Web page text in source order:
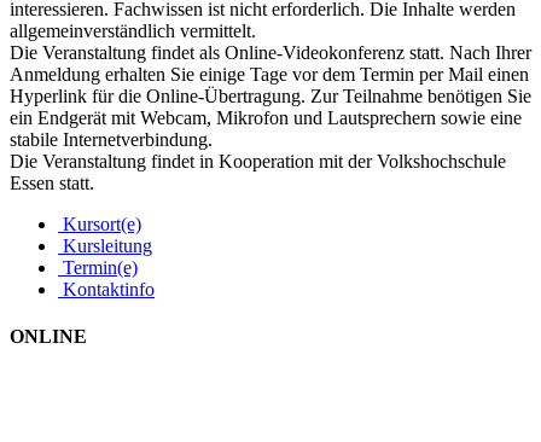
interessieren. Fachwissen ist nicht erforderlich. Die Inhalte werden
allgemeinverständlich vermittelt.
Die Veranstaltung findet als Online-Videokonferenz statt. Nach Ihrer
Anmeldung erhalten Sie einige Tage vor dem Termin per Mail einen
Hyperlink für die Online-Übertragung. Zur Teilnahme benötigen Sie
ein Endgerät mit Webcam, Mikrofon und Lautsprechern sowie eine
stabile Internetverbindung.
Die Veranstaltung findet in Kooperation mit der Volkshochschule
Essen statt.
Kursort(e)
Kursleitung
Termin(e)
Kontaktinfo
ONLINE